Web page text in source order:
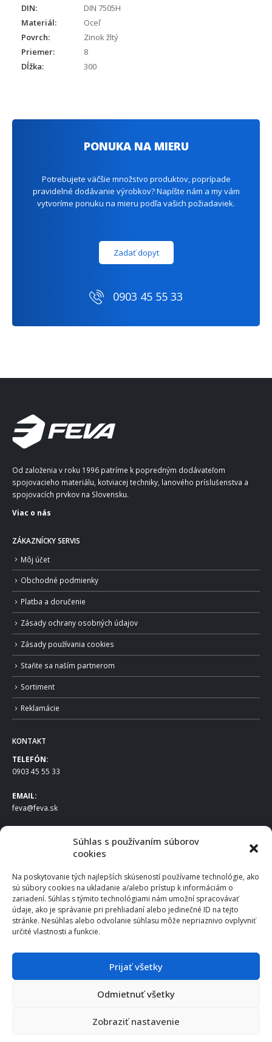
Súhlas s používaním súborov
cookies
Na poskytovanie tých najlepších skúseností používame technológie, ako
sú súbory cookies na ukladanie a/alebo prístup k informáciám o
zariadení. Súhlas s týmito technológiami nám umožní spracovávať
údaje, ako je správanie pri prehliadaní alebo jedinečné ID na tejto
stránke. Nesúhlas alebo odvolanie súhlasu môže nepriaznivo ovplyvniť
určité vlastnosti a funkcie.
Prijať všetky
Odmietnuť všetky
Zobraziť nastavenie
DIN:
DIN 7505H
Materiál:
Oceľ
Povrch:
Zinok žltý
Priemer:
8
Dĺžka:
300
PONUKA NA MIERU
Potrebujete väčšie množstvo produktov, poprípade
pravidelné dodávanie výrobkov? Napíšte nám a my vám
vytvoríme ponuku na mieru podľa vašich požiadaviek.
Zadať dopyt
0903 45 55 33
Od založenia v roku 1996 patríme k popredným dodávateľom
spojovacieho materiálu, kotviacej techniky, lanového príslušenstva a
spojovacích prvkov na Slovensku.
Viac o nás
ZÁKAZNÍCKY SERVIS
Môj účet
Obchodné podmienky
Platba a doručenie
Zásady ochrany osobných údajov
Zásady používania cookies
Staňte sa naším partnerom
Sortiment
Reklamácie
KONTAKT
TELEFÓN:
0903 45 55 33
EMAIL:
feva@feva.sk
FEVA Slovakia SK s.r.o.
831 04 Bratislava
IČO: 50922688
DIČ: 2120539388
IČ DPH: SK2120539388
Po – Pia: 8:00 – 16:30